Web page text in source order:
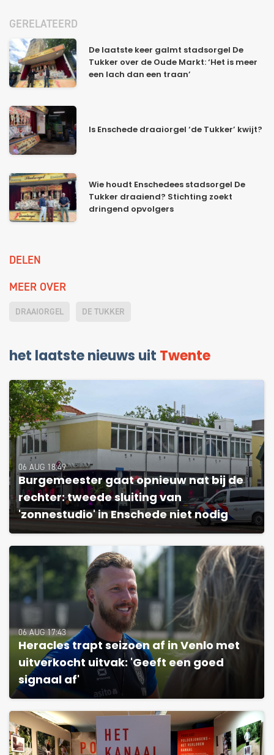
GERELATEERD
De laatste keer galmt stadsorgel De
Tukker over de Oude Markt: ‘Het is meer
een lach dan een traan’
Is Enschede draaiorgel ‘de Tukker’ kwijt?
Wie houdt Enschedees stadsorgel De
Tukker draaiend? Stichting zoekt
dringend opvolgers
DELEN
MEER OVER
DRAAIORGEL DE TUKKER
het laatste nieuws uit Twente
06 AUG 18:49
Burgemeester gaat opnieuw nat bij de
rechter: tweede sluiting van
'zonnestudio' in Enschede niet nodig
06 AUG 17:43
Heracles trapt seizoen af in Venlo met
uitverkocht uitvak: 'Geeft een goed
signaal af'